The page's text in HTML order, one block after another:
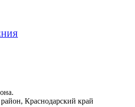
Краснодарский край